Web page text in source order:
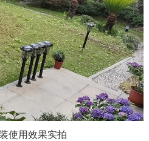
使用效果实拍